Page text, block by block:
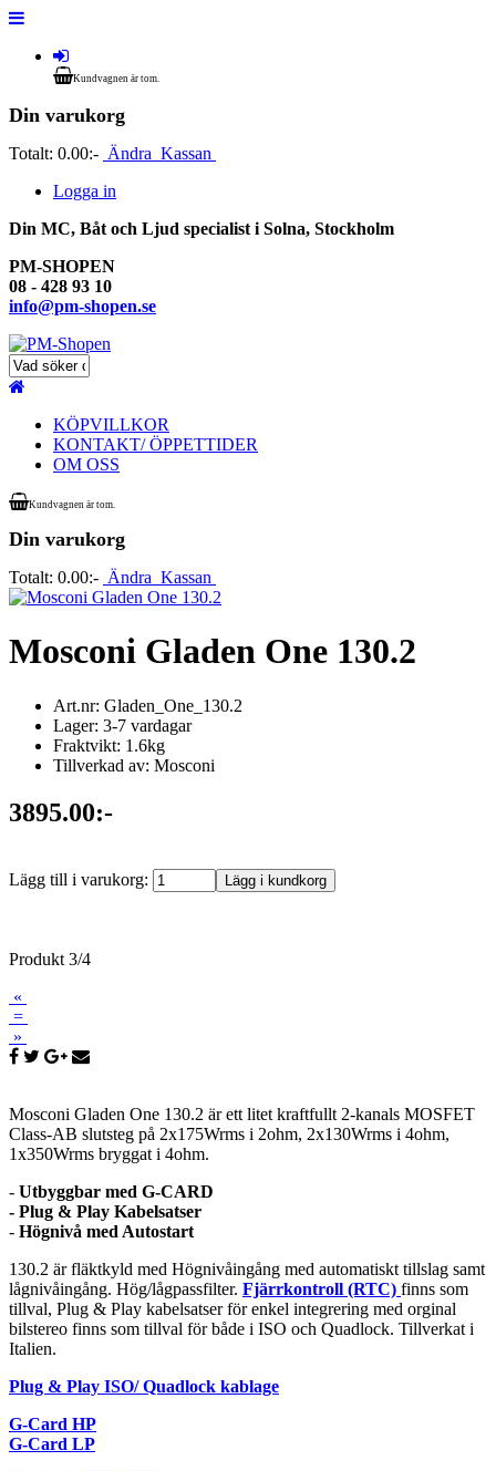
Kundvagnen är tom.
Din varukorg
Totalt: 0.00:- Ändra Kassan
Logga in
Din MC, Båt och Ljud specialist i Solna, Stockholm
PM-SHOPEN
08 - 428 93 10
info@pm-shopen.se
KÖPVILLKOR
KONTAKT/ ÖPPETTIDER
OM OSS
Kundvagnen är tom.
Din varukorg
Totalt: 0.00:- Ändra Kassan
Mosconi Gladen One 130.2
Art.nr: Gladen_One_130.2
Lager: 3-7 vardagar
Fraktvikt: 1.6kg
Tillverkad av: Mosconi
3895.00:-
Lägg till i varukorg:
Produkt 3/4
«
=
»
Mosconi Gladen One 130.2 är ett litet kraftfullt 2-kanals MOSFET
Class-AB slutsteg på 2x175Wrms i 2ohm, 2x130Wrms i 4ohm,
1x350Wrms bryggat i 4ohm.
- Utbyggbar med G-CARD
- Plug & Play Kabelsatser
- Högnivå med Autostart
130.2 är fläktkyld med Högnivåingång med automatiskt tillslag samt
lågnivåingång. Hög/lågpassfilter. Fjärrkontroll (RTC) finns som
tillval, Plug & Play kabelsatser för enkel integrering med orginal
bilstereo finns som tillval för både i ISO och Quadlock. Tillverkat i
Italien.
Plug & Play ISO/ Quadlock kablage
G-Card HP
G-Card LP